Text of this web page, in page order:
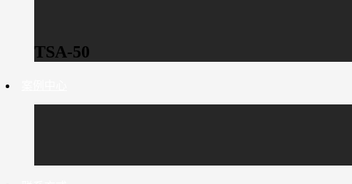
TSA-50